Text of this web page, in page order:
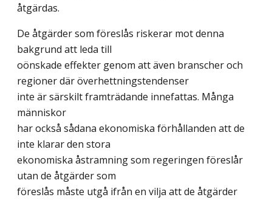
åtgärdas.
De åtgärder som föreslås riskerar mot denna
bakgrund att leda till
oönskade effekter genom att även branscher och
regioner där överhettningstendenser
inte är särskilt framträdande innefattas. Många
människor
har också sådana ekonomiska förhållanden att de
inte klarar den stora
ekonomiska åstramning som regeringen föreslår
utan de åtgärder som
föreslås måste utgå ifrån en vilja att de åtgärder